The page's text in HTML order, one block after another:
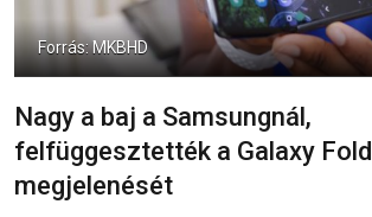
Forrás: MKBHD
Nagy a baj a Samsungnál,
felfüggesztették a Galaxy Fold
megjelenését